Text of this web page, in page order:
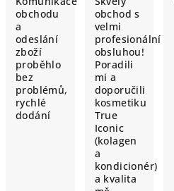
obchodu
a
odeslání
zboží
proběhlo
bez
problémů,
rychlé
dodání
obchod s
velmi
profesionální
obsluhou!
Poradili
mi a
doporučili
kosmetiku
True
Iconic
(kolagen
a
kondicionér)
a kvalita